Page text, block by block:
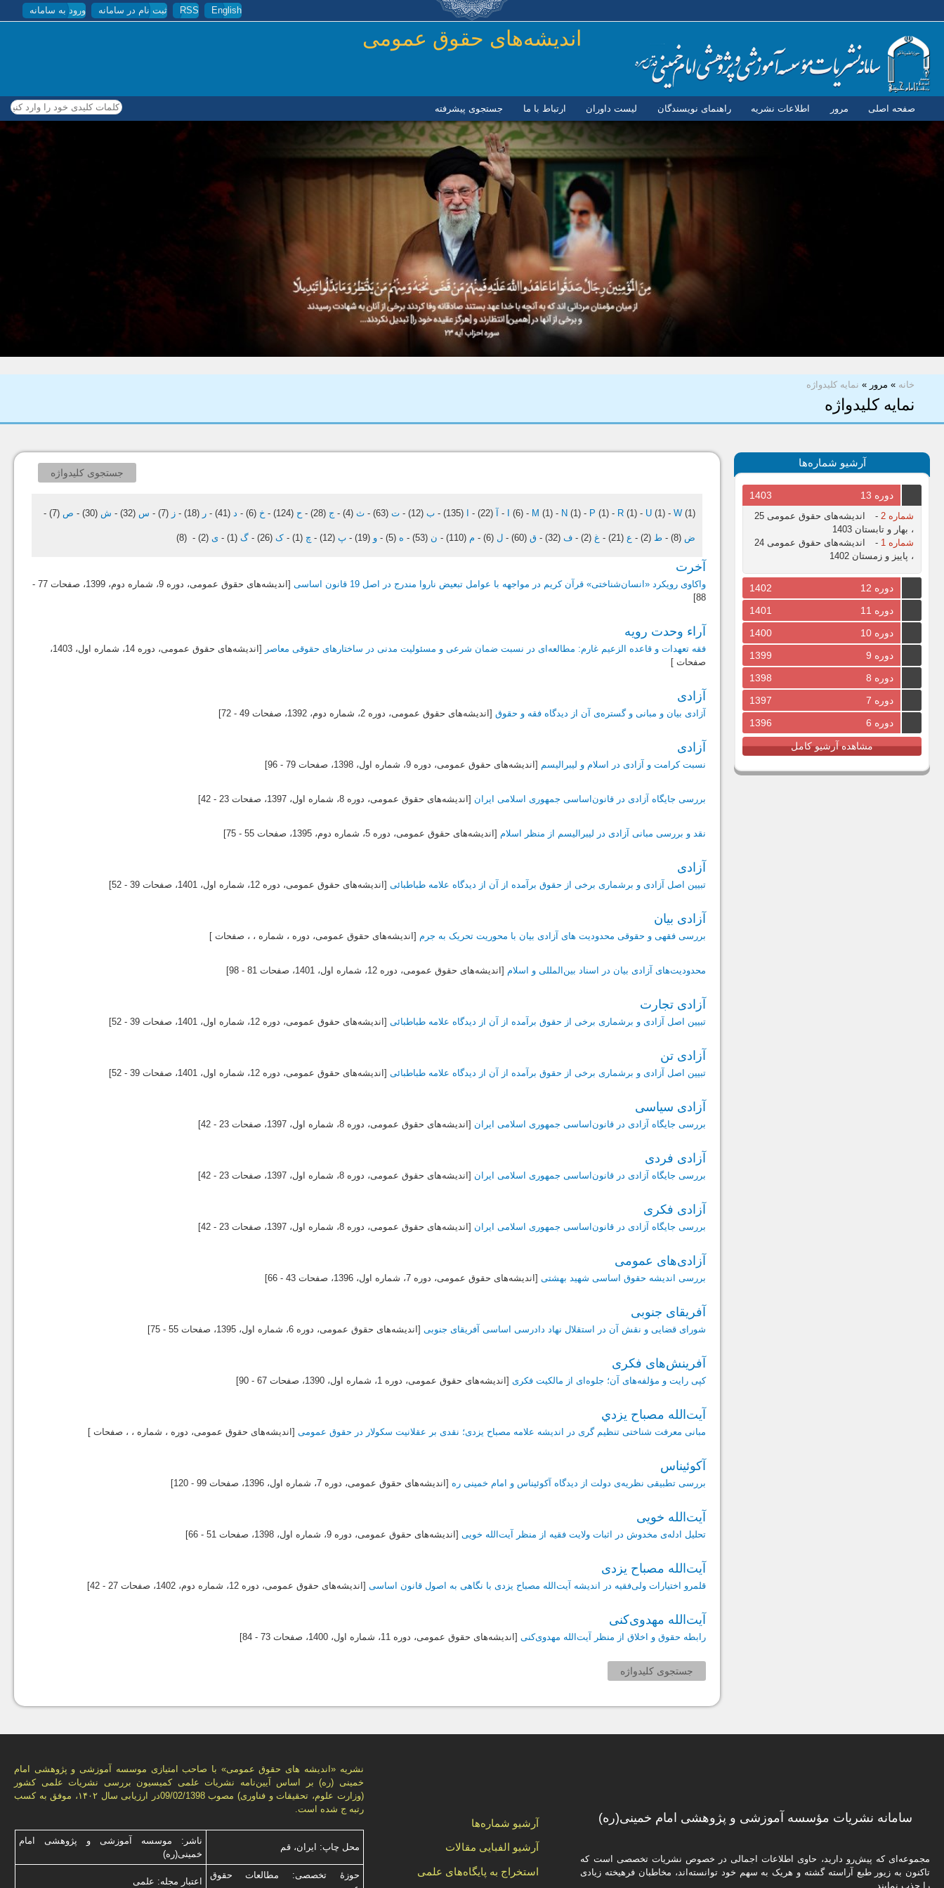
رفتن به محتوای اصلی English
RSS ثبت نام در سامانه ورود به سامانه
اندیشه‌های حقوق عمومی
صفحه اصلی مرور اطلاعات نشریه راهنمای نویسندگان لیست داوران ارتباط با ما جستجوی پیشرفته کلمات کلیدی خود را وارد کنید
شما اینجا هستید
خانه » مرور » نمایه کلیدواژه
نمایه کلیدواژه
آرشیو شماره‌ها
دوره 13 1403
شماره 2 -
اندیشه‌های حقوق عمومی 25
، بهار و تابستان 1403
شماره 1
-
اندیشه‌های حقوق عمومی 24
، پاییز و زمستان 1402
دوره 12
1402
دوره 11
1401
دوره 10
1400
دوره 9
1399
دوره 8
1398
دوره 7
1397
دوره 6
1396
مشاهده آرشیو کامل
جستجوی کلیدواژه
(6)- M (1)- N (1)- P (1)- R (1)- U (1)-W (1)
-
(22)
-
(135)
- ب(12)
- ت(63)
- ث(4)
- ج (28)
- ح (124)
- خ (6)
- د(41)
- ر (18)
- ز (7)
- س (32)
- ش (30)
- ص (7)
-
ض (8)
- ط (2)
- ع(21)
- غ(2)
- ف(32)
- ق(60)
- ل (6)
- م (110)
- ن (53)
- ه (5)
- و (19)
- پ(12)
- چ (1)
- ک(26)
- گ(1)
- ی(2)
-
(8)
آخرت
واکاوی رویکرد «انسان‌شناختی» قرآن کریم در مواجهه با عوامل تبعیض ناروا مندرج در اصل 19 قانون اساسی [اندیشه‌های حقوق عمومی، دوره 9، شماره دوم، 1399
، صفحات 77 -
88]
آراء وحدت رویه
فقه تعهدات و قاعده الزعیم غارم: مطالعه‌ای در نسبت ضمان شرعی و مسئولیت مدنی در ساختارهای حقوقی معاصر [اندیشه‌های حقوق عمومی، دوره 14، شماره اول، 1403،
صفحات ]
آزادى
آزادی بیان و مبانی و گستره‌ی آن از دیدگاه فقه و حقوق[اندیشه‌های حقوق عمومی، دوره 2، شماره دوم، 1392، صفحات 49 - 72]
آزادی
نسبت کرامت و آزادی در اسلام و لیبرالیسم [اندیشه‌های حقوق عمومی، دوره 9، شماره اول، 1398، صفحات 79 - 96]
بررسی جایگاه آزادی در ‌قانون‌اساسی ‌‌جمهوری ‌اسلامی ‌ایران [اندیشه‌های حقوق عمومی، دوره 8، شماره اول، 1397، صفحات 23 - 42]
نقد و بررسی مبانی آزادی در لیبرالیسم از منظر اسلام [اندیشه‌های حقوق عمومی، دوره 5، شماره دوم، 1395، صفحات 55 - 75]
آزادی
تبیین اصل آزادی و برشماری برخی از حقوق برآمده از آن از دیدگاه علامه طباطبائی[اندیشه‌های حقوق عمومی، دوره 12، شماره اول، 1401، صفحات 39 - 52]
آزادی بیان
بررسی فقهی و حقوقی محدودیت های آزادی بیان با محوریت تحریک به جرم [اندیشه‌های حقوق عمومی، دوره ، شماره ، ، صفحات ]
محدودیت‌های آزادی بیان در اسناد بین‌المللی و اسلام [اندیشه‌های حقوق عمومی، دوره 12، شماره اول، 1401، صفحات 81 - 98]
آزادی تجارت
تبیین اصل آزادی و برشماری برخی از حقوق برآمده از آن از دیدگاه علامه طباطبائی[اندیشه‌های حقوق عمومی، دوره 12، شماره اول، 1401، صفحات 39 - 52]
آزادی تن
تبیین اصل آزادی و برشماری برخی از حقوق برآمده از آن از دیدگاه علامه طباطبائی[اندیشه‌های حقوق عمومی، دوره 12، شماره اول، 1401، صفحات 39 - 52]
آزادی ‌سیاسی
بررسی جایگاه آزادی در ‌قانون‌اساسی ‌‌جمهوری ‌اسلامی ‌ایران [اندیشه‌های حقوق عمومی، دوره 8، شماره اول، 1397، صفحات 23 - 42]
آزادی ‌فردی
بررسی جایگاه آزادی در ‌قانون‌اساسی ‌‌جمهوری ‌اسلامی ‌ایران [اندیشه‌های حقوق عمومی، دوره 8، شماره اول، 1397، صفحات 23 - 42]
آزادی ‌فکری
بررسی جایگاه آزادی در ‌قانون‌اساسی ‌‌جمهوری ‌اسلامی ‌ایران [اندیشه‌های حقوق عمومی، دوره 8، شماره اول، 1397، صفحات 23 - 42]
آزادی‌های عمومی
بررسی اندیشه ‌حقوق ‌اساسی ‌شهید‌ بهشتی[اندیشه‌های حقوق عمومی، دوره 7، شماره اول، 1396، صفحات 43 - 66]
آفریقای جنوبی
شورای قضایی و نقش آن در استقلال نهاد دادرسی اساسی آفریقای جنوبی[اندیشه‌های حقوق عمومی، دوره 6، شماره اول، 1395، صفحات 55 - 75]
آفرینش‌های فکری
کپی رایت و مؤلفه‌های آن؛ جلوه‌ای از مالکیت فکری[اندیشه‌های حقوق عمومی، دوره 1، شماره اول، 1390، صفحات 67 - 90]
آيت‌الله مصباح يزدي
مبانی معرفت‌ شناختی تنظیم‌ گری در اندیشه علامه مصباح یزدی؛ نقدی بر عقلانیت سکولار در حقوق عمومی[اندیشه‌های حقوق عمومی، دوره ، شماره ، ، صفحات ]
آکوئیناس
بررسی تطبیقی نظریه‌ی دولت از دیدگاه آکوئیناس و امام خمینی ره [اندیشه‌های حقوق عمومی، دوره 7، شماره اول، 1396، صفحات 99 - 120]
آیت‌الله خویی
تحلیل ادله‌ی مخدوش در اثبات ولایت فقیه از منظر آیت‌الله خویی[اندیشه‌های حقوق عمومی، دوره 9، شماره اول، 1398، صفحات 51 - 66]
آیت‌الله مصباح یزدی
قلمرو اختیارات ولی‌‌فقیه در اندیشه آیت‌الله مصباح یزدی با نگاهی به اصول قانون اساسی[اندیشه‌های حقوق عمومی، دوره 12، شماره دوم، 1402، صفحات 27 - 42]
آیت‌الله مهدوی‌کنی
رابطه حقوق و اخلاق از منظر آیت‌الله مهدوی‌کنی[اندیشه‌های حقوق عمومی، دوره 11، شماره اول، 1400، صفحات 73 - 84]
جستجوی کلیدواژه
نشریه «انديشه های حقوق عمومی» با صاحب امتیازی موسسه آموزشی و پژوهشی امام
خمینی (ره) بر اساس آیین‌نامه نشریات علمی كمیسیون بررسى نشریات علمى كشور
(وزارت علوم، تحقیقات و فناورى) مصوب 09/02/1398در ارزیابی سال ۱۴۰۲، موفق به کسب
رتبه ج شده است.
محل چاپ: ایران، قم
ناشر: موسسه آموزشی و پژوهشی امام
خمینی(ره)
حوزۀ تخصصی: مطالعات حقوق
اعتبار مجله: علمی
آرشیو شماره‌ها
آرشیو الفبایی مقالات
استخراج به پایگاه‌های علمی
سامانه نشریات مؤسسه آموزشی و پژوهشی امام خمینی(ره)
مجموعه‌ای که پیش‌رو دارید،‌ حاوی اطلاعات اجمالی در خصوص نشریات تخصصی است که
تاکنون به زیور طبع آراسته گشته و هریک به سهم خود توانسته‌اند، مخاطبان فرهیخته‌ زیادی
را جذب نمایند.